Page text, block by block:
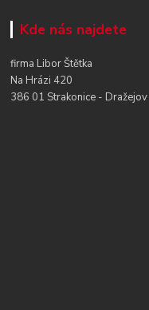
Kde nás najdete
firma Libor Štětka
Na Hrázi 420
386 01 Strakonice - Dražejov